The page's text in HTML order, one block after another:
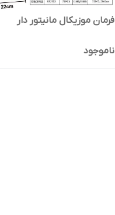
فرمان موزیکال مانیتور دار
ناموجود